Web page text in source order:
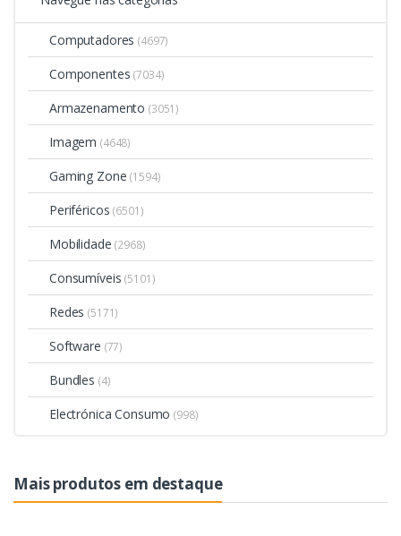
Computadores (4697)
Componentes (7034)
Armazenamento (3051)
Imagem (4648)
Gaming Zone (1594)
Periféricos (6501)
Mobilidade (2968)
Consumíveis (5101)
Redes (5171)
Software (77)
Bundles (4)
Electrónica Consumo (998)
Mais produtos em destaque